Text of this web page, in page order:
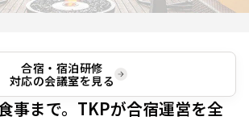
合宿・宿泊研修
対応の会議室を見る
事まで。TKPが合宿運営を全